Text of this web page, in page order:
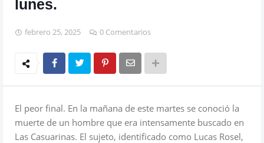
lunes.
febrero 25, 2025 0 Comentarios
El peor final. En la mañana de este martes se conoció la
muerte de un hombre que era intensamente buscado en
Las Casuarinas. El sujeto, identificado como Lucas Rosel,